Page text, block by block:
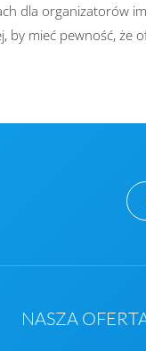
dla organizatorów
by mieć pewność, że
NASZA